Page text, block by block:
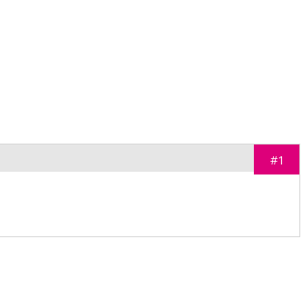
#1